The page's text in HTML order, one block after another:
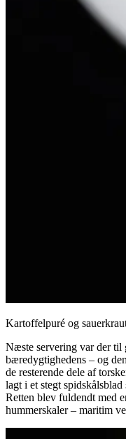
Kartoffelpuré og
Næste servering var der
bæredygtighedens – og
de resterende dele af
lagt i et stegt spidskålsblad
Retten blev fuldendt med
hummerskaler – maritim